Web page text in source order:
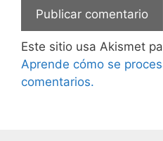
Este sitio usa Akismet
Aprende cómo se
comentarios.